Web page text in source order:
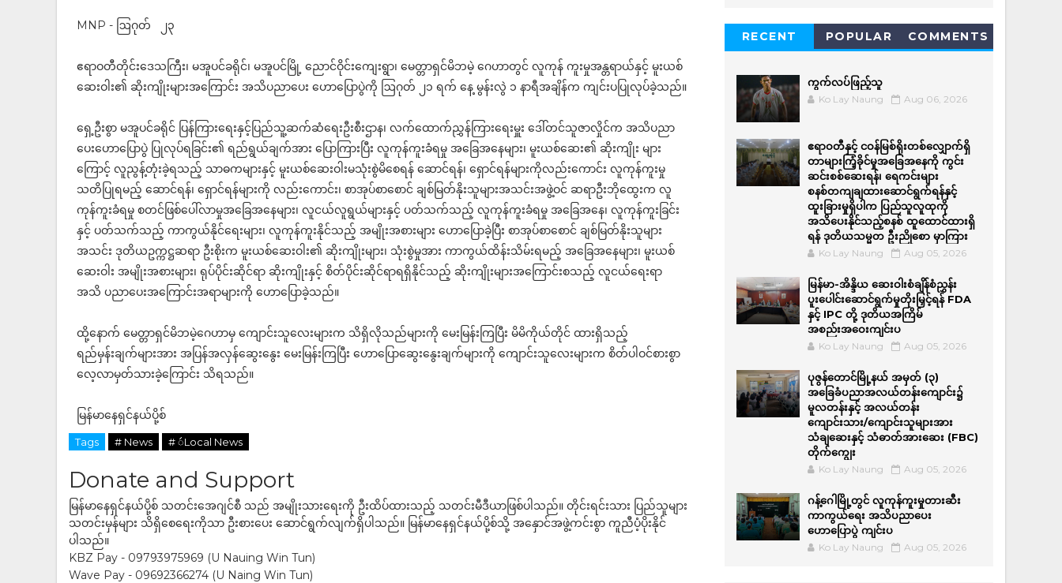
MNP - ဩဂုတ် ၂၃
ဧရာဝတီတိုင်းဒေသကြီး၊ မအူပင်ခရိုင်၊ မအူပင်မြို့ ညောင်ဝိုင်းကျေးရွာ၊ မေတ္တာရှင်မိဘမဲ့ ဂေဟာတွင် လူကုန် ကူးမှုအန္တရာယ်နှင့် မူးယစ်
ဆေးဝါး၏ ဆိုးကျိုးများအကြောင်း အသိပညာပေး ဟောပြောပွဲကို ဩဂုတ် ၂၁ ရက် နေ့ မွန်းလွဲ ၁ နာရီအချိန်က ကျင်းပပြုလုပ်ခဲ့သည်။
ရှေ့ဦးစွာ မအူပင်ခရိုင် ပြန်ကြားရေးနှင့်ပြည်သူ့ဆက်ဆံရေးဦးစီးဌာန၊ လက်ထောက်ညွှန်ကြားရေးမှူး ဒေါ်တင်သူဇာလှိုင်က အသိပညာ
ပေးဟောပြောပွဲ ပြုလုပ်ရခြင်း၏ ရည်ရွယ်ချက်အား ပြောကြားပြီး လူကုန်ကူးခံရမှု အခြေအနေများ၊ မူးယစ်ဆေး၏ ဆိုးကျိုး များ
ကြောင့် လူညွန့်တုံးခဲ့ရသည့် သာဓကများနှင့် မူးယစ်ဆေးဝါးမသုံးစွဲမိစေရန် ဆောင်ရန်၊ ရှောင်ရန်များကိုလည်း‌ကောင်း လူကုန်ကူးမှု
သတိပြုရမည့် ဆောင်ရန်၊ ရှောင်ရန်များကို လည်း‌ကောင်း၊ စာအုပ်စာစောင် ချစ်မြတ်နိုးသူများအသင်းအဖွဲ့ဝင် ဆရာဦးဘိုထွေးက လူ
ကုန်ကူးခံရမှု စတင်ဖြစ်ပေါ်လာမှုအခြေအနေများ၊ လူငယ်လူရွယ်များနှင့် ပတ်သက်သည့် လူကုန်ကူးခံရမှု အခြေအနေ၊ လူကုန်ကူးခြင်း
နှင့် ပတ်သက်သည့် ကာကွယ်နိုင်ရေးများ၊ လူကုန်ကူးနိုင်သည့် အမျိုးအစားများ ဟောပြောခဲ့ပြီး စာအုပ်စာစောင် ချစ်မြတ်နိုးသူများ
အသင်း ဒုတိယဥက္ကဋ္ဌဆရာ ဦးစိုးက မူးယစ်ဆေးဝါး၏ ဆိုးကျိုးများ၊ သုံးစွဲမှုအား ကာကွယ်ထိန်းသိမ်းရမည့် အခြေအနေများ၊ မူးယစ်
ဆေးဝါး အမျိုးအစားများ၊ ရုပ်ပိုင်းဆိုင်ရာ ဆိုးကျိုးနှင့် စိတ်ပိုင်းဆိုင်ရာရရှိနိုင်သည့် ဆိုးကျိုးများအကြောင်းစသည့် လူငယ်ရေးရာ
အသိ ပညာပေးအကြောင်းအရာများကို ဟောပြောခဲ့သည်။
ထို့နောက် မေတ္တာရှင်မိဘမဲ့ဂေဟာမှ ကျောင်းသူလေးများက သိရှိလိုသည်များကို မေးမြန်းကြပြီး မိမိကိုယ်တိုင် ထားရှိသည့်
ရည်မှန်းချက်များအား အပြန်အလှန်ဆွေးနွေး မေးမြန်းကြပြီး ဟောပြောဆွေးနွေးချက်များကို ကျောင်းသူလေးများက စိတ်ပါဝင်စားစွာ
လေ့လာမှတ်သားခဲ့ကြောင်း သိရသည်။
မြန်မာနေရှင်နယ်ပို့စ်
Tags # News # ဴLocal News
Donate and Support
မြန်မာနေရှင်နယ်ပို့စ် သတင်းအေဂျင်စီ သည် အမျိုးသားရေးကို ဦးထိပ်ထားသည့် သတင်းမီဒီယာဖြစ်ပါသည်။ တိုင်းရင်းသား ပြည်သူများ
သတင်းမှန်များ သိရှိစေရေးကိုသာ ဦးစားပေး ဆောင်ရွက်လျက်ရှိပါသည်။ မြန်မာနေရှင်နယ်ပို့စ်သို့ အနှောင်အဖွဲ့ကင်းစွာ ကူညီပံ့ပိုးနိုင်
ပါသည်။
KBZ Pay - 09793975969 (U Nauing Win Tun)
Wave Pay - 09692366274 (U Naing Win Tun)
RECENT POPULAR COMMENTS
ကွက်လပ်ဖြည့်သူ
Ko Lay Naung Aug 06, 2026
ဧရာဝတီနှင့် ငဝန်မြစ်ရိုးတစ်လျှောက်ရှိ
တာများကြံ့ခိုင်မှုအခြေအနေကို ကွင်း
ဆင်းစစ်ဆေးရန်၊ ရေကင်းများ
စနစ်တကျချထားဆောင်ရွက်ရန်နှင့်
ထူးခြားမှုရှိပါက ပြည်သူလူထုကို
အသိပေးနိုင်သည့်စနစ် ထူထောင်ထားရှိ
ရန် ဒုတိယသမ္မတ ဦးညိုစော မှာကြား
Ko Lay Naung Aug 05, 2026
မြန်မာ-အိန္ဒိယ ဆေးဝါးစံချိန်စံညွှန်း
ပူးပေါင်းဆောင်ရွက်မှုတိုးမြှင့်ရန် FDA
နှင့် IPC တို့ ဒုတိယအကြိမ်
အစည်းအဝေးကျင်းပ
Ko Lay Naung Aug 05, 2026
ပုဇွန်တောင်မြို့နယ် အမှတ် (၃)
အခြေခံပညာအလယ်တန်းကျောင်း၌
မူလတန်းနှင့် အလယ်တန်း
ကျောင်းသား/ကျောင်းသူများအား
သံချဆေးနှင့် သံဓာတ်အားဆေး (FBC)
တိုက်ကျွေး
Ko Lay Naung Aug 05, 2026
ဂန့်ဂေါမြို့တွင် လူကုန်ကူးမှုတားဆီး
ကာကွယ်ရေး အသိပညာပေး
ဟောပြောပွဲ ကျင်းပ
Ko Lay Naung Aug 05, 2026